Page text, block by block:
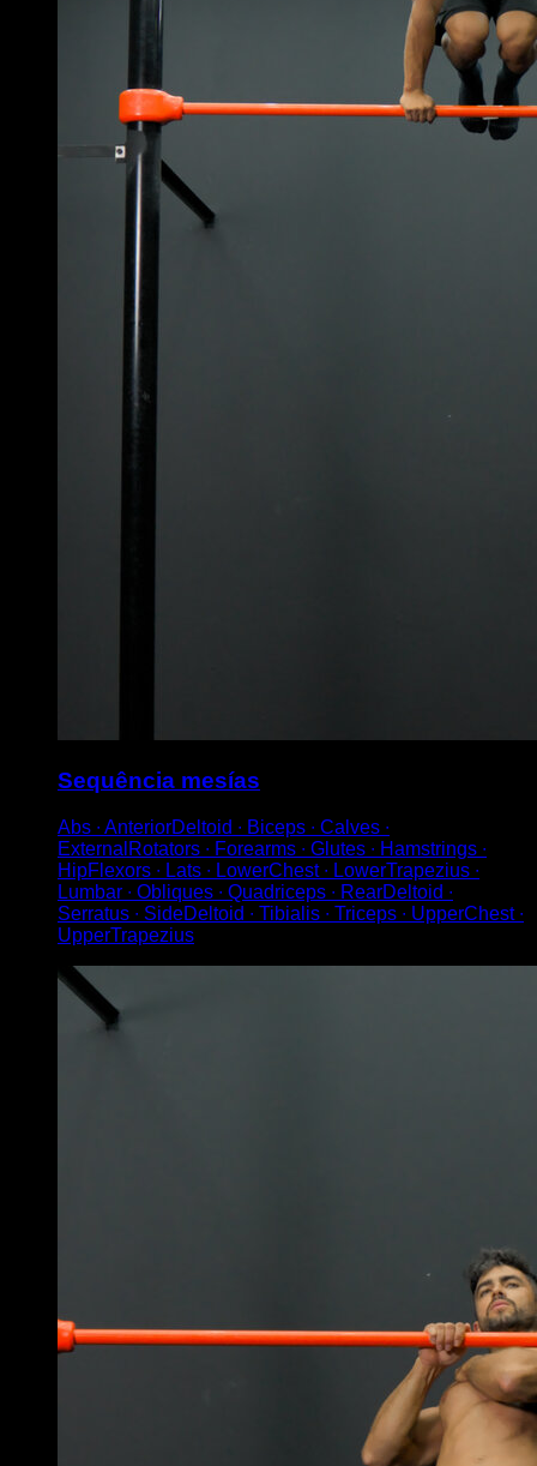
Sequência mesías
Abs ∙ AnteriorDeltoid ∙ Biceps ∙ Calves ∙
ExternalRotators ∙ Forearms ∙ Glutes ∙ Hamstrings ∙
HipFlexors ∙ Lats ∙ LowerChest ∙ LowerTrapezius ∙
Lumbar ∙ Obliques ∙ Quadriceps ∙ RearDeltoid ∙
Serratus ∙ SideDeltoid ∙ Tibialis ∙ Triceps ∙ UpperChest ∙
UpperTrapezius